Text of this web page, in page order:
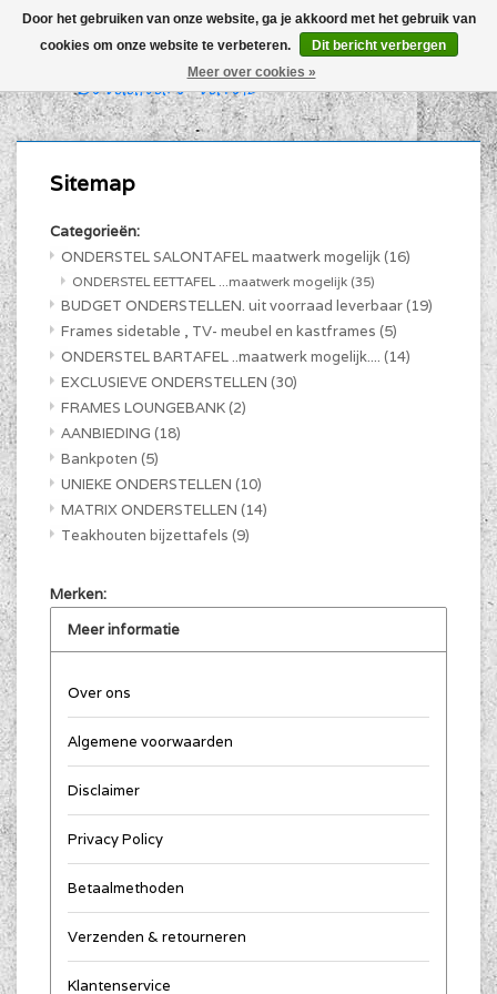
WINKELWAGEN (€0,00)
Sitemap
Categorieën:
ONDERSTEL SALONTAFEL maatwerk mogelijk(16)
ONDERSTEL EETTAFEL ...maatwerk mogelijk (35)
BUDGET ONDERSTELLEN. uit voorraad leverbaar(19)
Frames sidetable , TV- meubel en kastframes (5)
ONDERSTEL BARTAFEL ..maatwerk mogelijk.... (14)
EXCLUSIEVE ONDERSTELLEN (30)
FRAMES LOUNGEBANK(2)
AANBIEDING (18)
Bankpoten (5)
UNIEKE ONDERSTELLEN (10)
MATRIX ONDERSTELLEN (14)
Teakhouten bijzettafels (9)
Merken:
Meer informatie
Over ons
Algemene voorwaarden
Disclaimer
Privacy Policy
Betaalmethoden
Verzenden & retourneren
Klantenservice
Door het gebruiken van onze website, ga je akkoord met het gebruik van
cookies om onze website te verbeteren.
Dit bericht verbergen
Meer over cookies »